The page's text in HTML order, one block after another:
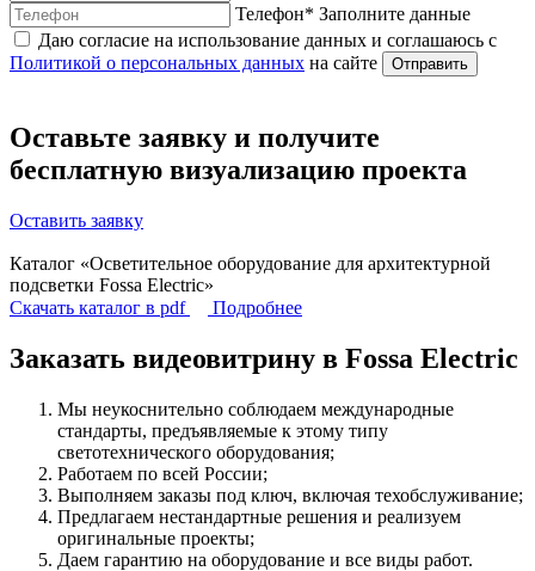
Телефон* Заполните данные
Даю согласие на использование данных и соглашаюсь с
Политикой о персональных данных на сайте Отправить
Оставьте заявку и получите
бесплатную визуализацию проекта
Оставить заявку
Каталог «Осветительное оборудование для архитектурной
подсветки Fossa Electric»
Скачать каталог в pdf
Подробнее
Заказать видеовитрину в Fossa Electric
Мы неукоснительно соблюдаем международные
стандарты, предъявляемые к этому типу
светотехнического оборудования;
Работаем по всей России;
Выполняем заказы под ключ, включая техобслуживание;
Предлагаем нестандартные решения и реализуем
оригинальные проекты;
Даем гарантию на оборудование и все виды работ.